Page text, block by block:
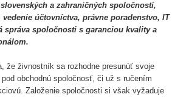
a zahraničných spoločností,
účtovníctva, právne poradenstvo, IT
správa spoločnosti s garanciou kvality a
že živnostník sa rozhodne presunúť svoje
obchodnú spoločnosť, či už s ručením
Založenie spoločnosti si však vyžaduje